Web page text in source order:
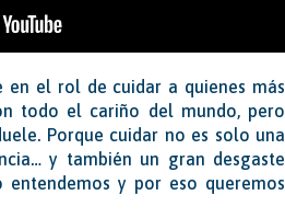
en el rol de cuidar a quienes más
todo el cariño del mundo, pero
Porque cuidar no es solo una
y también un gran desgaste
entendemos y por eso queremos